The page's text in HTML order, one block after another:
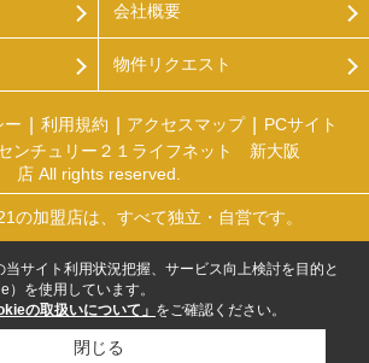
会社概要
物件リクエスト
ー 利用規約 アクセスマップ
PCサイト
ンチュリー２１ライフネット 新大阪
店 All rights reserved.
の加盟店は、すべて独立・自営です。
サイト利用状況把握、サービス向上検討を目的と
を使用しています。
の取扱いについて」 をご確認ください。
閉じる